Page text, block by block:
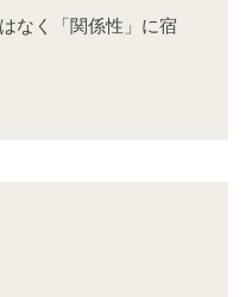
なく「関係性」に宿